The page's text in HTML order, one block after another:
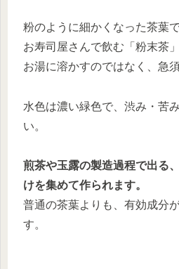
粉のように細かくなった茶葉
お寿司屋さんで飲む「粉末茶
お湯に溶かすのではなく、急
水色は濃い緑色で、渋み・苦
い。
煎茶や玉露の製造過程で出る
けを集めて作られます。
普通の茶葉よりも、有効成分
す。